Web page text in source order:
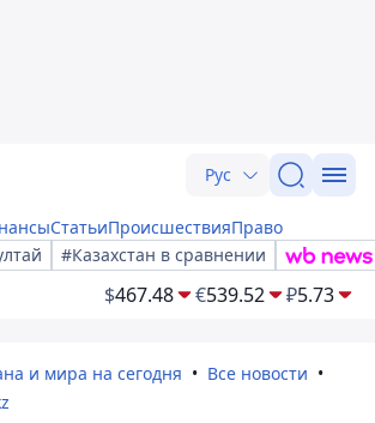
Рус
СтатьиПроисшествияПраво
#Казахстан в сравнении
$467.48 €539.52 ₽5.73
и мира на сегодня
Все новости